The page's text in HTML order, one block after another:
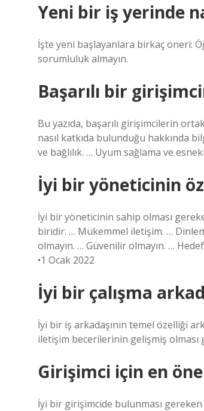
Yeni bir iş yerinde
İşte yeni başlayanlara birkaç öneri:
sorumluluk almayın.
Başarılı bir
Bu yazıda, başarılı girişimcilerin
nasıl katkıda bulunduğu hakkında
ve bağlılık. … Uyum sağlama ve
İyi bir yöneticinin
İyi bir yöneticinin sahip olması
biridir. … Mükemmel iletişim. …
olmayın. … Güvenilir olmayın. …
•1 Ocak 2022
İyi bir çalışma
İyi bir iş arkadaşının temel özelliği
iletişim becerilerinin gelişmiş
Girişimci için en
İyi bir girişimcide bulunması